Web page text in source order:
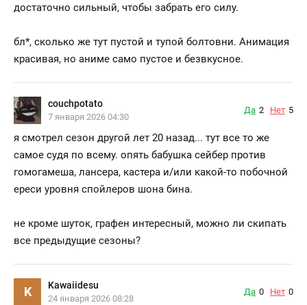
достаточно сильный, чтобы забрать его силу.
бл*, сколько же тут пустой и тупой болтовни. Анимация
красивая, но аниме само пустое и безвкусное.
couchpotato
7 января 2026 04:30
Да 2 Нет 5
я смотрел сезон другой лет 20 назад... тут все то же
самое судя по всему. опять бабушка сейбер против
гомогамеша, лансера, кастера и/или какой-то побочной
ереси уровня спойлеров шона бина.
не кроме шуток, графен интересный, можно ли скипать
все предыдущие сезоны?
K Kawaiidesu
24 января 2026 08:28
Да 0 Нет 0